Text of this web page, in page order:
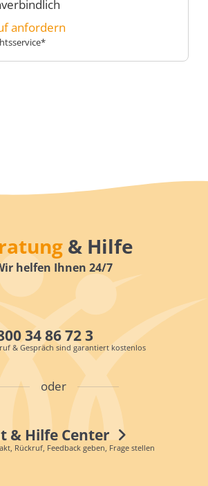
anfordern
& Hilfe
helfen Ihnen 24/7
34 86 72 3
& Gespräch sind garantiert kostenlos
oder
& Hilfe Center
Rückruf, Feedback geben, Frage stellen